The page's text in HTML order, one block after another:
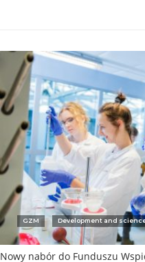
GZM Development and
Nowy nabór do Funduszu